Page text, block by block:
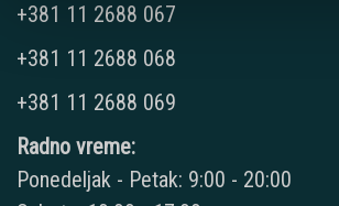
+381 11 2688 067
+381 11 2688 068
+381 11 2688 069
Radno vreme:
Ponedeljak - Petak: 9:00 - 20:00